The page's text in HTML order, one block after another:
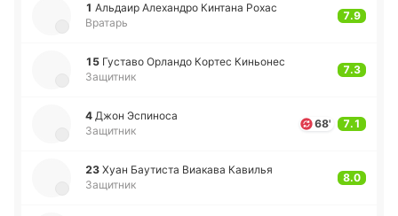
1 Альдаир Але­ха­ндро Ки­нта­на Рохас
Вратарь
7.9
15 Гу­ста­во Орла­ндо Кортес Ки­ньо­нес
Защитник
7.3
4 Джон Эспи­но­са
Защитник
68' 7.1
23 Хуан Бау­ти­ста Виа­ка­ва Ка­ви­лья
Защитник
8.0